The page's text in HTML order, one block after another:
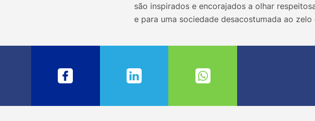
são inspirados e encorajados a olhar
e para uma sociedade desacostumada ao